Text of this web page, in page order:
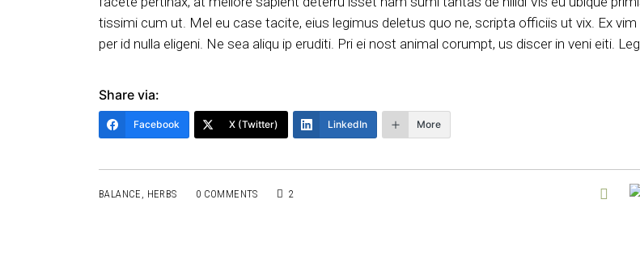
tissimi cum ut. Mel eu case tacite, eius legimus deletus quo ne, scripta officiis ut vix. Ex vim
per id nulla eligeni. Ne sea aliqu ip eruditi. Pri ei nost animal corumpt, us discer in veni eiti.
Share via:
Facebook X (Twitter) LinkedIn More
BALANCE HERBS 0 COMMENTS 2